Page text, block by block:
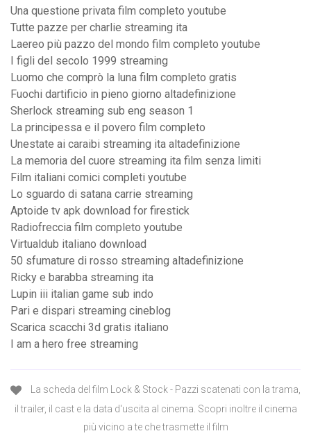
Una questione privata film completo youtube
Tutte pazze per charlie streaming ita
Laereo più pazzo del mondo film completo youtube
I figli del secolo 1999 streaming
Luomo che comprò la luna film completo gratis
Fuochi dartificio in pieno giorno altadefinizione
Sherlock streaming sub eng season 1
La principessa e il povero film completo
Unestate ai caraibi streaming ita altadefinizione
La memoria del cuore streaming ita film senza limiti
Film italiani comici completi youtube
Lo sguardo di satana carrie streaming
Aptoide tv apk download for firestick
Radiofreccia film completo youtube
Virtualdub italiano download
50 sfumature di rosso streaming altadefinizione
Ricky e barabba streaming ita
Lupin iii italian game sub indo
Pari e dispari streaming cineblog
Scarica scacchi 3d gratis italiano
I am a hero free streaming
La scheda del film Lock & Stock - Pazzi scatenati con la trama,
il trailer, il cast e la data d'uscita al cinema. Scopri inoltre il cinema
più vicino a te che trasmette il film